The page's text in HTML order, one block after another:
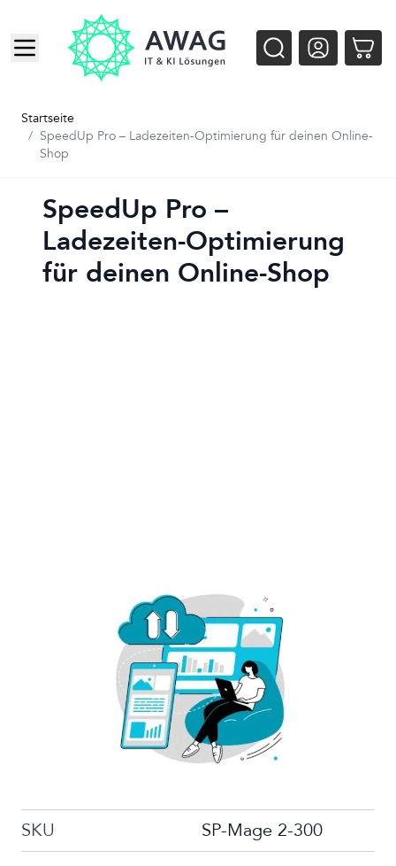
Zum Inhalt springen
Startseite
/ SpeedUp Pro – Ladezeiten-Optimierung für deinen Online-
Shop
SpeedUp Pro –
Ladezeiten-Optimierung
für deinen Online-Shop
Langsame Shops kosten Geld. Mit SpeedUp Pro
analysieren wir deine Ladezeiten bis ins Detail – vom
ersten Byte bis zum letzten Script.Wir messen die realen
Ladezeiten, identifizieren Bremsen (z. B. große Bilder,
JS, Serverprobleme) und optimieren gezielt.
SKU SP-Mage 2-300